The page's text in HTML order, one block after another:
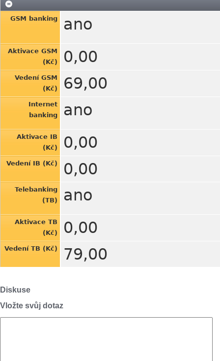
GSM banking ano
Aktivace GSM
(Kč)
0,00
Vedení GSM
(Kč)
69,00
Internet
banking
ano
Aktivace IB
(Kč)
0,00
Vedení IB (Kč) 0,00
Telebanking
(TB)
ano
Aktivace TB
(Kč)
0,00
Vedení TB (Kč) 79,00
Diskuse
Vložte svůj dotaz